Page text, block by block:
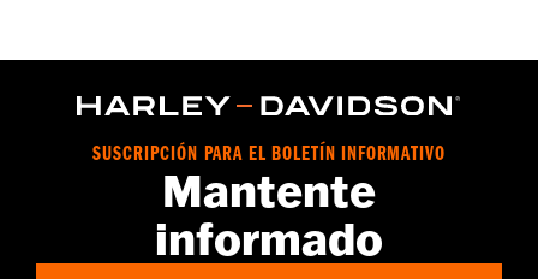
GARANTÍA:1 year limited warranty – Go towww.h-
SUSCRIPCIÓN PARA EL BOLETÍN INFORMATIVO
Mantente
informado